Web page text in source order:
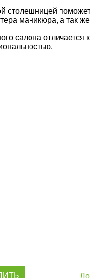
столешницей
маникюра, а так
салона отличается